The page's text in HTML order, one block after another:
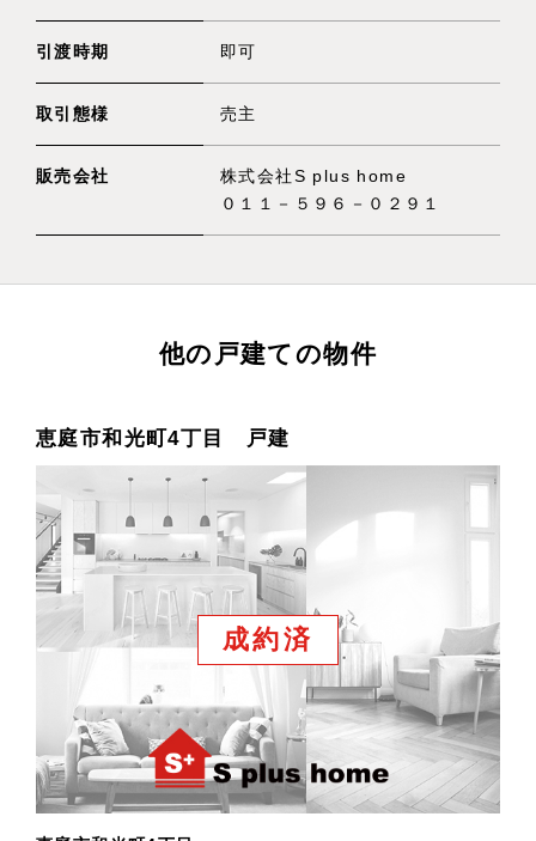
引渡時期 即可
取引態様 売主
販売会社
株式会社S plus home
０１１－５９６－０２９１
他の戸建ての物件
恵庭市和光町4丁目 戸建
成約済